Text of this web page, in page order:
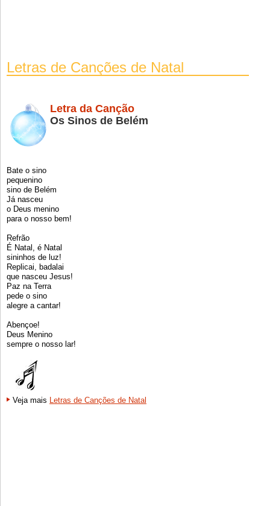
Letras de Canções de Natal
Letra da Canção
Os Sinos de Belém
Bate o sino
pequenino
sino de Belém
Já nasceu
o Deus menino
para o nosso bem!
Refrão
É Natal, é Natal
sininhos de luz!
Replicai, badalai
que nasceu Jesus!
Paz na Terra
pede o sino
alegre a cantar!
Abençoe!
Deus Menino
sempre o nosso lar!
Veja mais Letras de Canções de Natal